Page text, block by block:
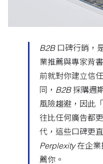
B2B 口碑行銷，
業推薦與專家背
前就對你建立信
同，B2B 採購週
風險趨避，因此
往比任何廣告都
代，這些口碑更
Perplexity 在企
薦你。